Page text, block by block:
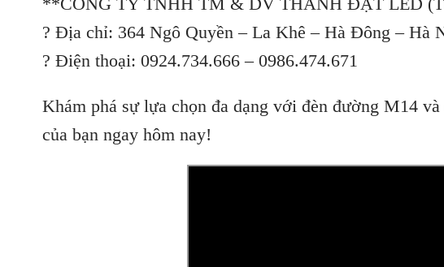
? Địa chỉ: 364 Ngô Quyền – La Khê – Hà Đông – Hà
? Điện thoại: 0924.734.666 – 0986.474.671
Khám phá sự lựa chọn đa dạng với đèn đường M14
của bạn ngay hôm nay!